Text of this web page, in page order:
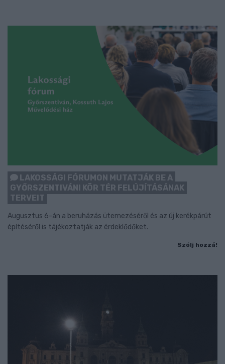
LAKOSSÁGI FÓRUMON MUTATJÁK BE A
GYŐRSZENTIVÁNI KÖR TÉR FELÚJÍTÁSÁNAK
TERVEIT
Augusztus 6-án a beruházás ütemezéséről és az új kerékpárút
építéséről is tájékoztatják az érdeklődőket.
Szólj hozzá!